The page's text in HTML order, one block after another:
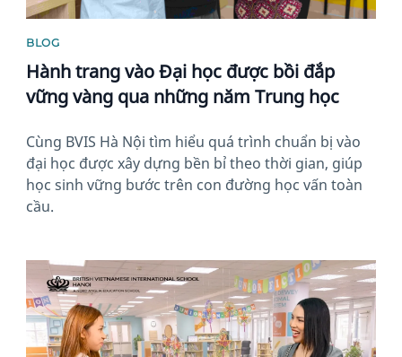
BLOG
Hành trang vào Đại học được bồi đắp
vững vàng qua những năm Trung học
Cùng BVIS Hà Nội tìm hiểu quá trình chuẩn bị vào
đại học được xây dựng bền bỉ theo thời gian, giúp
học sinh vững bước trên con đường học vấn toàn
cầu.
News image